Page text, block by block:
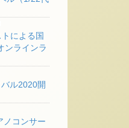
による国
ンラインラ
ル2020開
ノコンサー